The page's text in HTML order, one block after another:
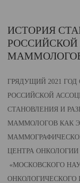
ИСТОРИЯ
ГРЯДУЩИЙ 2021
РОССИЙСКОЙ
СТАНОВЛЕНИЯ И
МАММОЛОГОВ КАК
ЦЕНТРА
«МОСКОВСКОГО